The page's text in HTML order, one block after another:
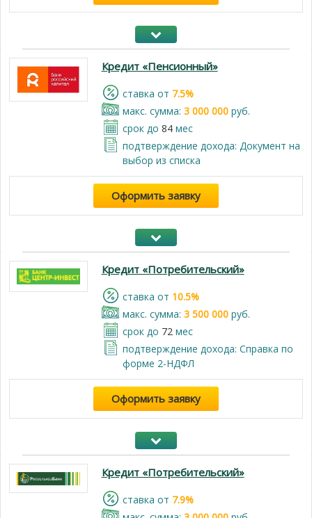
Кредит «Пенсионный»
cтавка от 7.5%
макс. сумма: 3 000 000руб.
срок до 84мес
подтверждение дохода: Документ на
выбор из списка
Оформить заявку
Кредит «Потребительский»
cтавка от 10.5%
макс. сумма: 3 500 000руб.
срок до 72 мес
подтверждение дохода: Справка по
форме 2-НДФЛ
Оформить заявку
Кредит «Потребительский»
cтавка от 7.9%